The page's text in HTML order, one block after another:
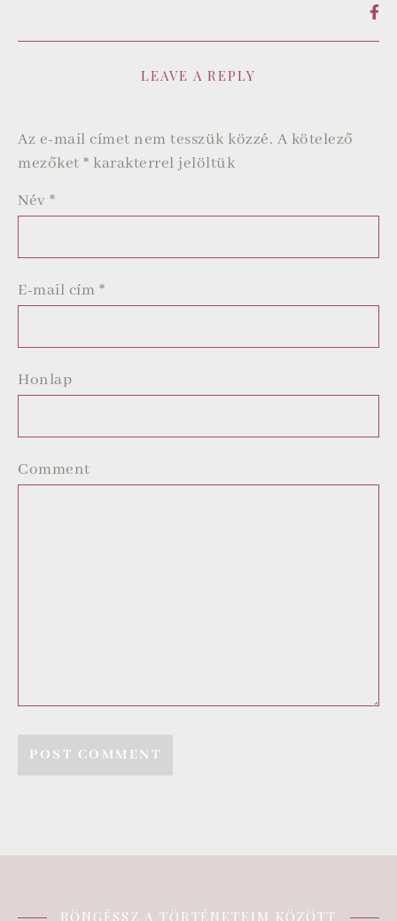
LEAVE A REPLY
Az e-mail címet nem tesszük közzé. A kötelező
mezőket * karakterrel jelöltük
Név *
E-mail cím *
Honlap
Comment
BÖNGÉSSZ A TÖRTÉNETEIM KÖZÖTT